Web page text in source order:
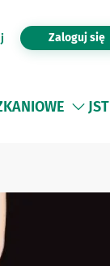
Zaloguj się
JST